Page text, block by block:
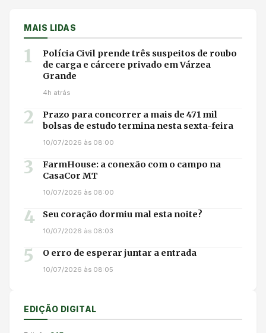
MAIS LIDAS
1
Polícia Civil prende três suspeitos de roubo
de carga e cárcere privado em Várzea
Grande
4h atrás
2
Prazo para concorrer a mais de 471 mil
bolsas de estudo termina nesta sexta-feira
10/07/2026 às 08:00
3
FarmHouse: a conexão com o campo na
CasaCor MT
10/07/2026 às 08:00
4 Seu coração dormiu mal esta noite?
10/07/2026 às 08:03
5 O erro de esperar juntar a entrada
10/07/2026 às 08:05
EDIÇÃO DIGITAL